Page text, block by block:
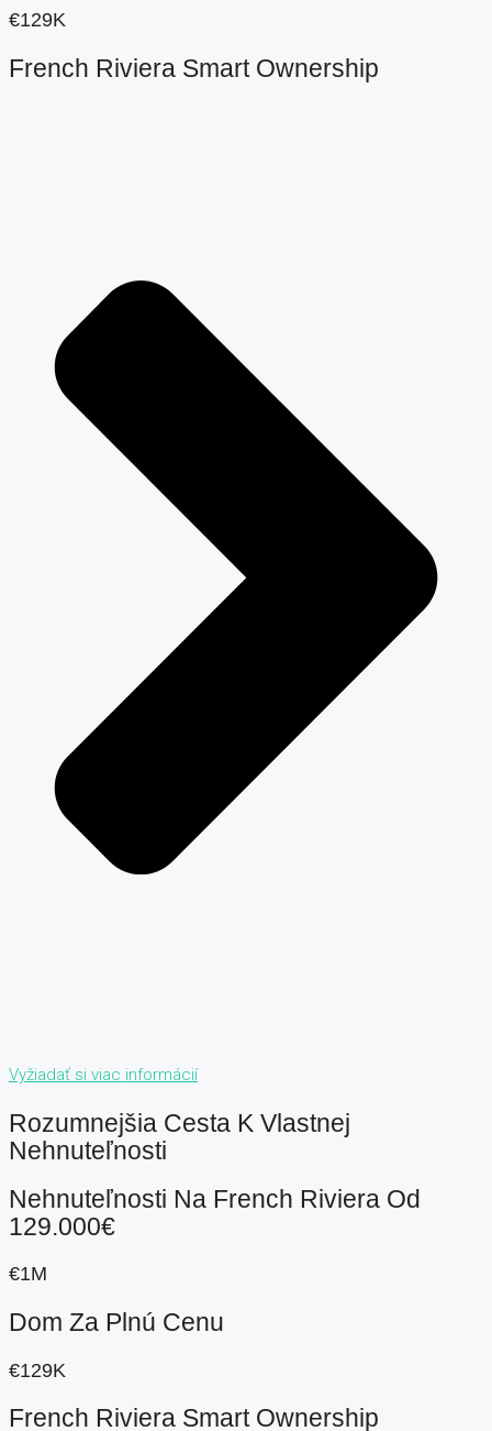
€129K
French Riviera Smart Ownership
Vyžiadať si viac informácií
Rozumnejšia Cesta K Vlastnej
Nehnuteľnosti
Nehnuteľnosti Na French Riviera Od
129.000€
€1M
Dom Za Plnú Cenu
€129K
French Riviera Smart Ownership